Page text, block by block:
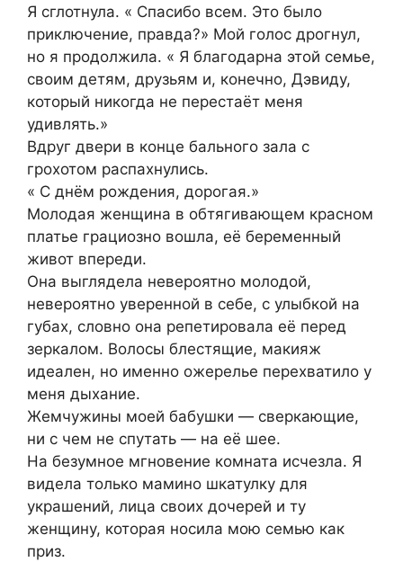
Я сглотнула. « Спасибо всем. Это было
приключение, правда?» Мой голос дрогнул,
но я продолжила. « Я благодарна этой семье,
своим детям, друзьям и, конечно, Дэвиду,
который никогда не перестаёт меня
удивлять.»
Вдруг двери в конце бального зала с
грохотом распахнулись.
« С днём рождения, дорогая.»
Молодая женщина в обтягивающем красном
платье грациозно вошла, её беременный
живот впереди.
Она выглядела невероятно молодой,
невероятно уверенной в себе, с улыбкой на
губах, словно она репетировала её перед
зеркалом. Волосы блестящие, макияж
идеален, но именно ожерелье перехватило у
меня дыхание.
Жемчужины моей бабушки — сверкающие,
ни с чем не спутать — на её шее.
На безумное мгновение комната исчезла. Я
видела только мамино шкатулку для
украшений, лица своих дочерей и ту
женщину, которая носила мою семью как
приз.